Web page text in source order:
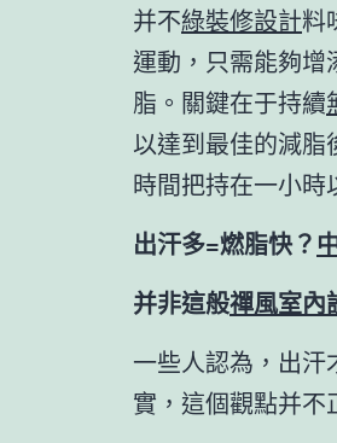
并不綠裝修設計料
運動，只需能夠增
脂。關鍵在于持續
以達到最佳的減
時間把持在一小時
出汗多=燃脂快？
并非這般禪風室內
一些人認為，出
實，這個觀點并不